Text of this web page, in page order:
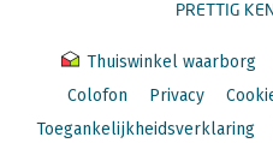
PRETTIG
Thuiswinkel waarborg
Colofon
Privacy
Toegankelijkheidsverklaring